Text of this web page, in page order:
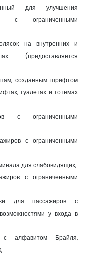
для улучшения
с ограниченными
на внутренних и
(предоставляется
созданным шрифтом
туалетах и ​​тотемах
с ограниченными
с ограниченными
для слабовидящих,
с ограниченными
для пассажиров с
у входа в
алфавитом Брайля,